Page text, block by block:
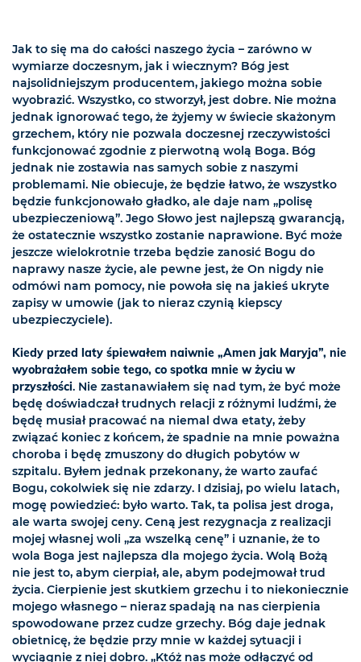
Jak to się ma do całości naszego życia – zarówno w
wymiarze doczesnym, jak i wiecznym? Bóg jest
najsolidniejszym producentem, jakiego można sobie
wyobrazić. Wszystko, co stworzył, jest dobre. Nie można
jednak ignorować tego, że żyjemy w świecie skażonym
grzechem, który nie pozwala doczesnej rzeczywistości
funkcjonować zgodnie z pierwotną wolą Boga. Bóg
jednak nie zostawia nas samych sobie z naszymi
problemami. Nie obiecuje, że będzie łatwo, że wszystko
będzie funkcjonowało gładko, ale daje nam „polisę
ubezpieczeniową”. Jego Słowo jest najlepszą gwarancją,
że ostatecznie wszystko zostanie naprawione. Być może
jeszcze wielokrotnie trzeba będzie zanosić Bogu do
naprawy nasze życie, ale pewne jest, że On nigdy nie
odmówi nam pomocy, nie powoła się na jakieś ukryte
zapisy w umowie (jak to nieraz czynią kiepscy
ubezpieczyciele).
Kiedy przed laty śpiewałem naiwnie „Amen jak Maryja”, nie
wyobrażałem sobie tego, co spotka mnie w życiu w
przyszłości. Nie zastanawiałem się nad tym, że być może
będę doświadczał trudnych relacji z różnymi ludźmi, że
będę musiał pracować na niemal dwa etaty, żeby
związać koniec z końcem, że spadnie na mnie poważna
choroba i będę zmuszony do długich pobytów w
szpitalu. Byłem jednak przekonany, że warto zaufać
Bogu, cokolwiek się nie zdarzy. I dzisiaj, po wielu latach,
mogę powiedzieć: było warto. Tak, ta polisa jest droga,
ale warta swojej ceny. Ceną jest rezygnacja z realizacji
mojej własnej woli „za wszelką cenę” i uznanie, że to
wola Boga jest najlepsza dla mojego życia. Wolą Bożą
nie jest to, abym cierpiał, ale, abym podejmował trud
życia. Cierpienie jest skutkiem grzechu i to niekoniecznie
mojego własnego – nieraz spadają na nas cierpienia
spowodowane przez cudze grzechy. Bóg daje jednak
obietnicę, że będzie przy mnie w każdej sytuacji i
wyciągnie z niej dobro. „Któż nas może odłączyć od